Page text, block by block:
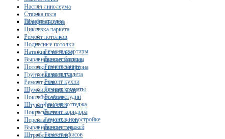
Ремонт/отделка
Ремонт квартиры
Ремонт балкона
Ремонт ванны
Ремонт туалета
Ремонт кухни
Ремонт комнаты
Ремонт студии
Ремонт коттеджа
Ремонт коридора
Ремонт в новостройке
Ремонт гаражей
Ремонт офисов
Настил линолеума
Стяжка пола
Шлифовка пола
Циклевка паркета
Ремонт потолков
Подвесные потолки
Натяжные потолки
Выравнивание потолка
Потолки из гипсокартона
Грунтовка потолка
Ремонт стен
Шумоизоляция стен
Поклейка обоев
Штукатурка стен
Покраска стен
Перепланировка стен
Выравнивание стен
Штробление стен